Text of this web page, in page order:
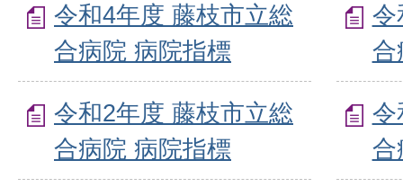
令和4年度 藤枝市立総
合病院 病院指標
令
合
令和2年度 藤枝市立総
合病院 病院指標
令
合